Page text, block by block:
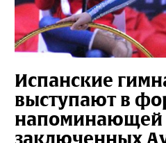
Испанские
выступают в
напоминающей